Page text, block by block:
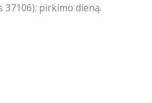
37106): pirkimo dieną.